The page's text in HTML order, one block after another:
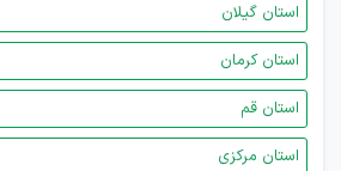
استان گیلان
استان کرمان
استان قم
استان مرکزی